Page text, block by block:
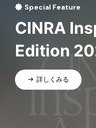
Special Feature
CINRA
Edition
詳しくみる